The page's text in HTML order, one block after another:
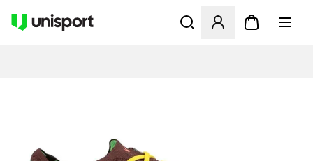
Åpner en Modal for å